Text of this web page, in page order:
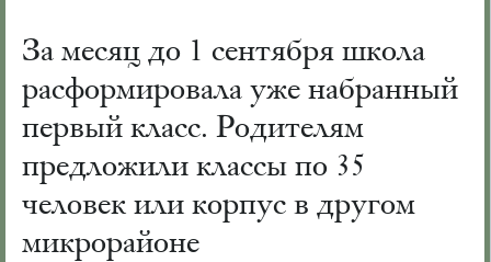
За месяц до 1 сентября школа
расформировала уже набранный
первый класс. Родителям
предложили классы по 35
человек или корпус в другом
микрорайоне